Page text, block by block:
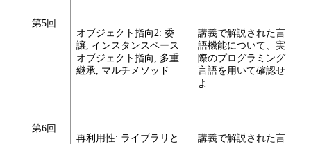
第5回
オブジェクト指向2: 委
譲, インスタンスベース
オブジェクト指向, 多重
継承, マルチメソッド
講義で解説された言
語機能について、実
際のプログラミング
言語を用いて確認せ
よ
第6回
再利用性: ライブラリと
講義で解説された言